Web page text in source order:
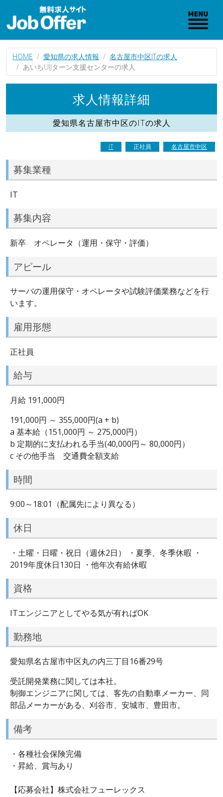
HOME 愛知県の求人情報
名古屋市中区ITの求人
あいちUIJターン支援センターの求人
求人情報詳細
愛知県名古屋市中区のITの求人
IT 正社員 名古屋市中区
募集業種
IT
募集内容
新卒 オペレータ（運用・保守・評価）
アピール
サーバの運用保守・オペレータや試験評価業務などを行
います。
雇用形態
正社員
給与
月給 191,000円
191,000円 ～ 355,000円(a + b)
a 基本給（151,000円 ～ 275,000円）
b 定期的に支払われる手当(40,000円～ 80,000円）
c その他手当 交通費全額支給
時間
9:00～18:01（配属先により異なる）
休日
・土曜・日曜・祝日（週休2日） ・夏季、冬季休暇 ・
2019年度休日130日 ・他年次有給休暇
資格
ITエンジニアとしてやる気が有ればOK
勤務地
愛知県名古屋市中区丸の内三丁目16番29号
受託開発業務に関しては本社。
制御エンジニアに関しては、客先の自動車メーカー、同
部品メーカーがある、刈谷市、安城市、豊田市。
備考
・各種社会保険完備
・昇給、賞与あり
【応募会社】株式会社フューレックス